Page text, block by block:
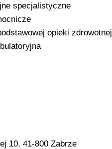
specjalistyczne
opieki zdrowotnej
10, 41-800 Zabrze